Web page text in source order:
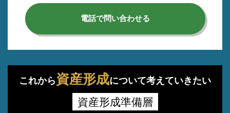
電話で問い合わせる
これから資産形成について考えていきたい
資産形成準備層